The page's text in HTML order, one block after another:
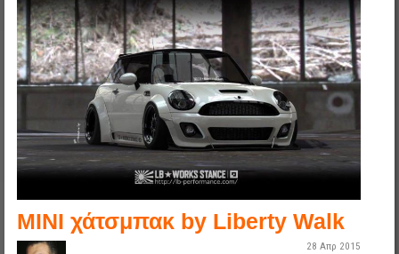
MINI χάτσμπακ by Liberty Walk
28 Απρ 2015